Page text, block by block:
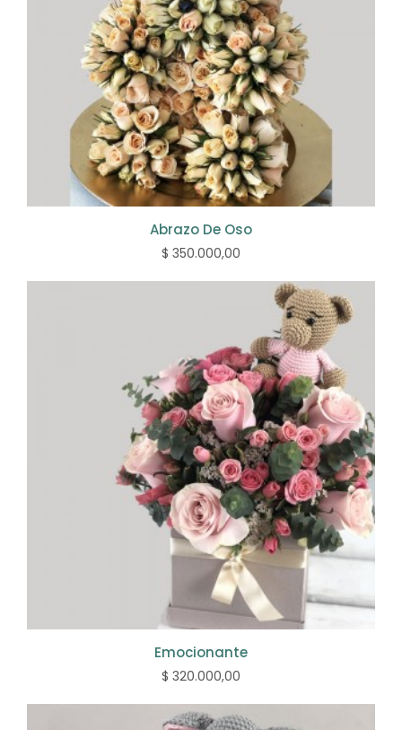
Abrazo De Oso
$ 350.000,00
Emocionante
$ 320.000,00